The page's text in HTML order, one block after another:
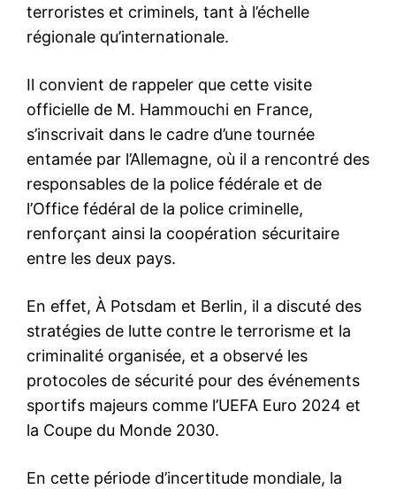
Mon compte
Related
Aux JPO de la DGSN,
Hammouchi réserve un
accueil attentionné à 98
élèves porteurs du Coran
In "Sécurité"
M. Hammouchi reçoit le chef
de la police du Libéria et
Maroc – France : Hammouchi,
la rigueur tranquille qui force
24 June 2025
terroristes et criminels, tant à l’échelle
régionale qu’internationale.
Il convient de rappeler que cette visite
officielle de M. Hammouchi en France,
s’inscrivait dans le cadre d’une tournée
entamée par l’Allemagne, où il a rencontré des
responsables de la police fédérale et de
l’Office fédéral de la police criminelle,
renforçant ainsi la coopération sécuritaire
entre les deux pays.
En effet, À Potsdam et Berlin, il a discuté des
stratégies de lutte contre le terrorisme et la
criminalité organisée, et a observé les
protocoles de sécurité pour des événements
sportifs majeurs comme l’UEFA Euro 2024 et
la Coupe du Monde 2030.
En cette période d’incertitude mondiale, la